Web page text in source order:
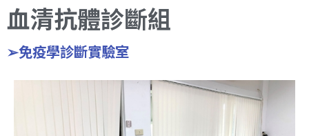
血清抗體診斷組
➢免疫學診斷實驗室